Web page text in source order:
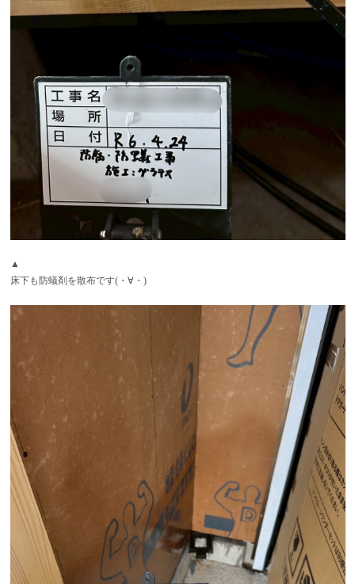
▲
床下も防蟻剤を散布です(・∀・)